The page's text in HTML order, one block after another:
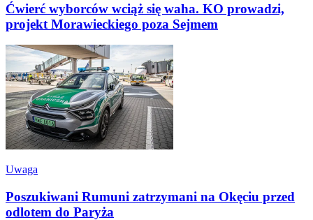
Ćwierć wyborców wciąż się waha. KO prowadzi,
projekt Morawieckiego poza Sejmem
Uwaga
Poszukiwani Rumuni zatrzymani na Okęciu przed
odlotem do Paryża